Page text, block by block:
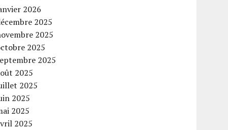
2026
2025
2025
2025
2025
2025
2025
2025
2025
2025